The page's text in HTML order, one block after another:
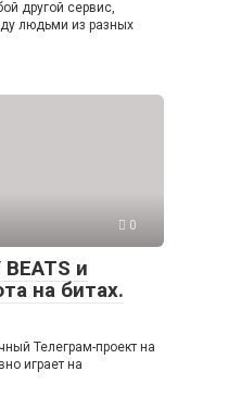
другой сервис,
людьми из разных
0
и
на битах.
Телеграм-проект на
играет на